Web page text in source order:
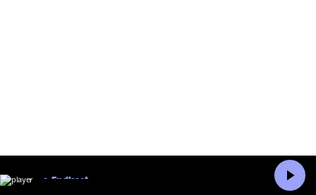
En direct